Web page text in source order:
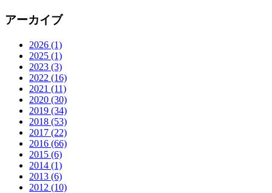
アーカイブ
2026 (1)
2025 (1)
2023 (3)
2022 (16)
2021 (11)
2020 (30)
2019 (34)
2018 (53)
2017 (22)
2016 (66)
2015 (6)
2014 (1)
2013 (6)
2012 (10)